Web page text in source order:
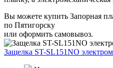
Вы можете купить Запорная
по Пятигорску
или оформить самовывоз.
Защелка ST-SL151NO